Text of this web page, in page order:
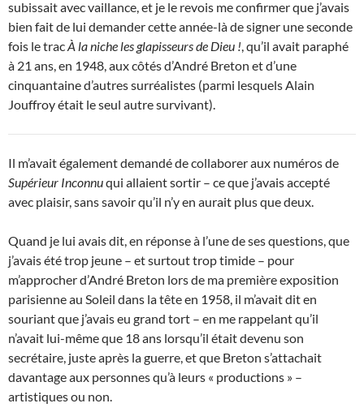
subissait avec vaillance, et je le revois me confirmer que j’avais
bien fait de lui demander cette année-là de signer une seconde
fois le tracÀ la niche les glapisseurs de Dieu !, qu’il avait paraphé
à 21 ans, en 1948, aux côtés d’André Breton et d’une
cinquantaine d’autres surréalistes (parmi lesquels Alain
Jouffroy était le seul autre survivant).
Il m’avait également demandé de collaborer aux numéros de
Supérieur Inconnuqui allaient sortir – ce que j’avais accepté
avec plaisir, sans savoir qu’il n’y en aurait plus que deux.
Quand je lui avais dit, en réponse à l’une de ses questions, que
j’avais été trop jeune – et surtout trop timide – pour
m’approcher d’André Breton lors de ma première exposition
parisienne au Soleil dans la tête en 1958, il m’avait dit en
souriant que j’avais eu grand tort – en me rappelant qu’il
n’avait lui-même que 18 ans lorsqu’il était devenu son
secrétaire, juste après la guerre, et que Breton s’attachait
davantage aux personnes qu’à leurs « productions » –
artistiques ou non.